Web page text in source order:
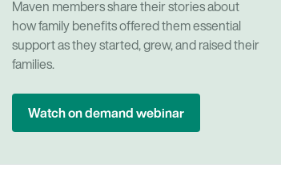
Maven members share their stories about
how family benefits offered them essential
support as they started, grew, and raised their
families.
Watch on demand webinar